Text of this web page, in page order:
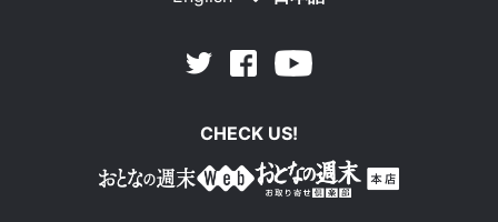
Twitter Facebook
CHECK US!